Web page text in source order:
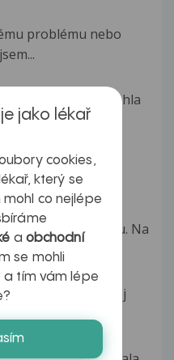
problému nebo
zda by mi mohla
antikoncepce
dvěma...
s prosbou o radu. Na
zeptat jestli mi můj
jako lékař
cookies,
který se
co nejlépe
a obchodní
se mohli
a tím vám lépe